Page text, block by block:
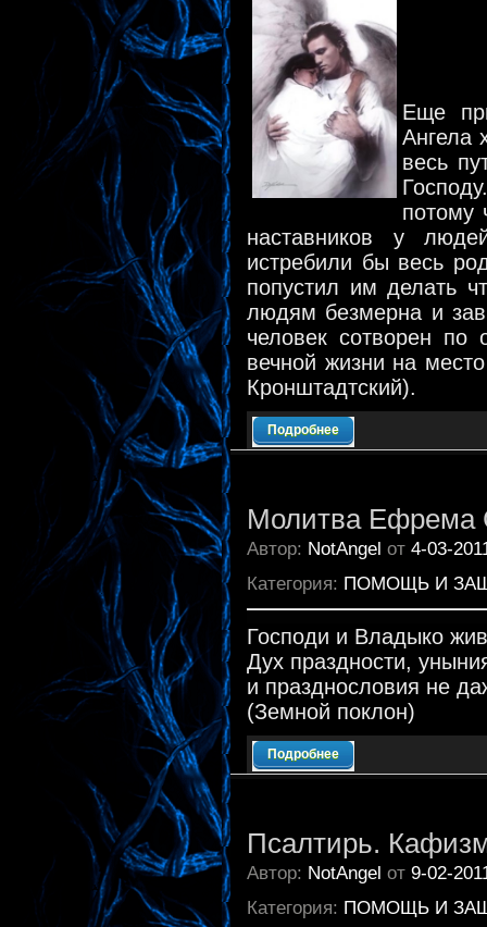
Еще
Ангела
весь
потому
наставников у
истребили бы весь
попустил им делать
людям безмерна и
человек сотворен
вечной жизни на
Кронштадтский).
Подробнее
Молитва Ефрема
Автор: NotAngel от 4-03-
Категория: ПОМОЩЬ И
Господи и Владыко
Дух праздности,
и празднословия не
(Земной поклон)
Подробнее
Псалтирь.
Автор: NotAngel от 9-02-
Категория: ПОМОЩЬ И